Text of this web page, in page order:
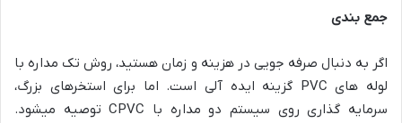
جمع بندی
اگر به دنبال صرفه جویی در هزینه و زمان هستید، روش تک مداره با
لوله هایPVC
گزینه ایده آلی است. اما برای استخرهای بزرگ،
سرمایه گذاری روی سیستم دو مداره با
توصیه میشود.